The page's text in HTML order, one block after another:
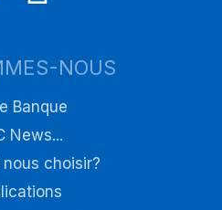
NOUS
Banque
News...
nous choisir?